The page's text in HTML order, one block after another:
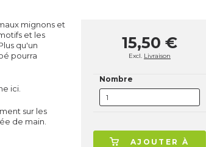
mignons et
et les
qu'un
pourra
ici.
sur les
de main.
15,50 €
Excl. Livraison
Nombre
AJOUTER À